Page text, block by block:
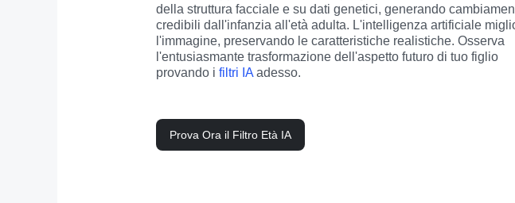
della struttura facciale e su dati genetici, generando
credibili dall'infanzia all'età adulta. L'intelligenza artificiale
l'immagine, preservando le caratteristiche realistiche. Osserva
l'entusiasmante trasformazione dell'aspetto futuro di tuo figlio
provando i filtri IA adesso.
Prova Ora il Filtro Età IA